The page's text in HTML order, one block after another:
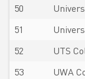
50
51
52
UTS
53
UWA